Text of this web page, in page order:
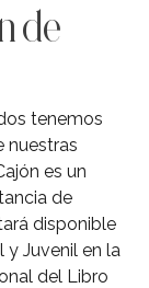
de
tenemos
nuestras
es un
de
disponible
y Juvenil en la
del Libro